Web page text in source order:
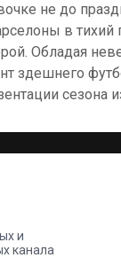
не до
в
Обладая
здешнего
и
канала